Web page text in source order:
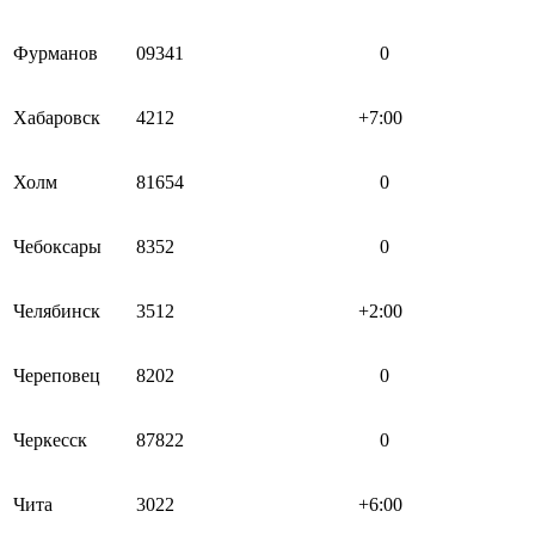
Фурманов 09341 0
Хабаровск 4212 +7:00
Холм 81654 0
Чебоксары 8352 0
Челябинск 3512 +2:00
Череповец 8202 0
Черкесск 87822 0
Чита 3022 +6:00